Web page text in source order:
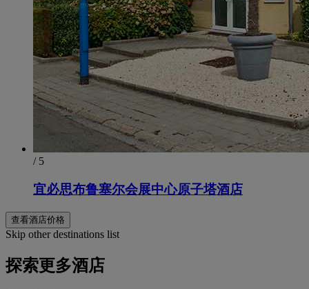
/ 5
宜必思布鲁塞尔会展中心原子塔酒店
查看酒店价格
Skip other destinations list
探索更多酒店